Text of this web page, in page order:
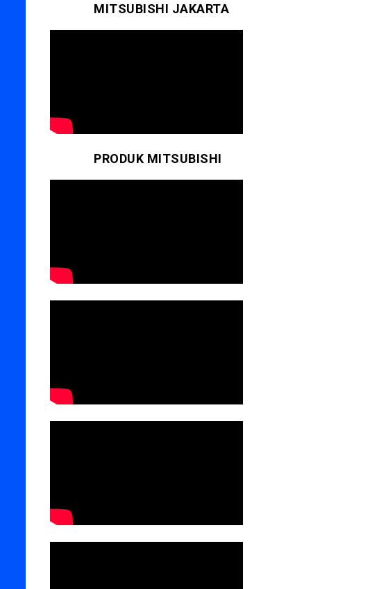
MITSUBISHI JAKARTA
PRODUK MITSUBISHI